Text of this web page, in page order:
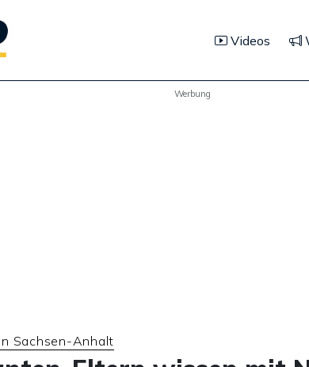
Videos
Werbung
Sachsen-Anhalt